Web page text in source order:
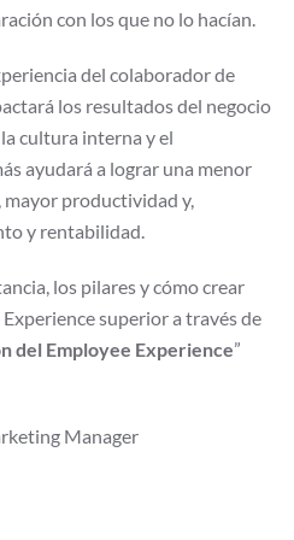
con los que no lo hacían.
del colaborador de
los resultados del negocio
cultura interna y el
ayudará a lograr una menor
productividad y,
y rentabilidad.
los pilares y cómo crear
superior a través de
del Employee Experience”
Manager